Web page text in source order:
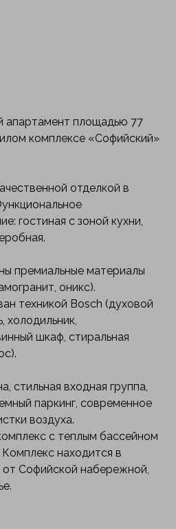
апартамент площадью 77
комплексе «Софийский»
отделкой в
гостиная с зоной кухни,
премиальные материалы
оникс).
техникой Bosch (духовой
холодильник,
шкаф, стиральная
стильная входная группа,
паркинг, современное
воздуха.
с теплым бассейном
находится в
Софийской набережной,